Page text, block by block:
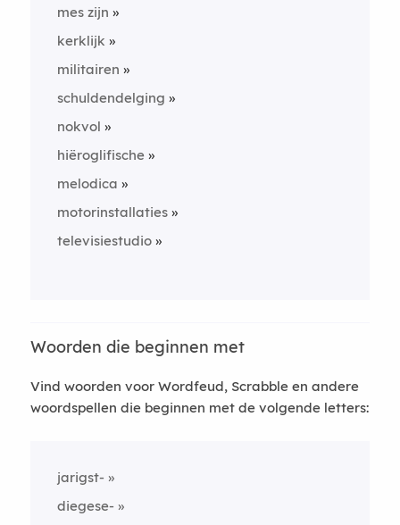
mes zijn
kerklijk
militairen
schuldendelging
nokvol
hiëroglifische
melodica
motorinstallaties
televisiestudio
Woorden die beginnen met
Vind woorden voor Wordfeud, Scrabble en andere
woordspellen die beginnen met de volgende letters:
jarigst-
diegese-